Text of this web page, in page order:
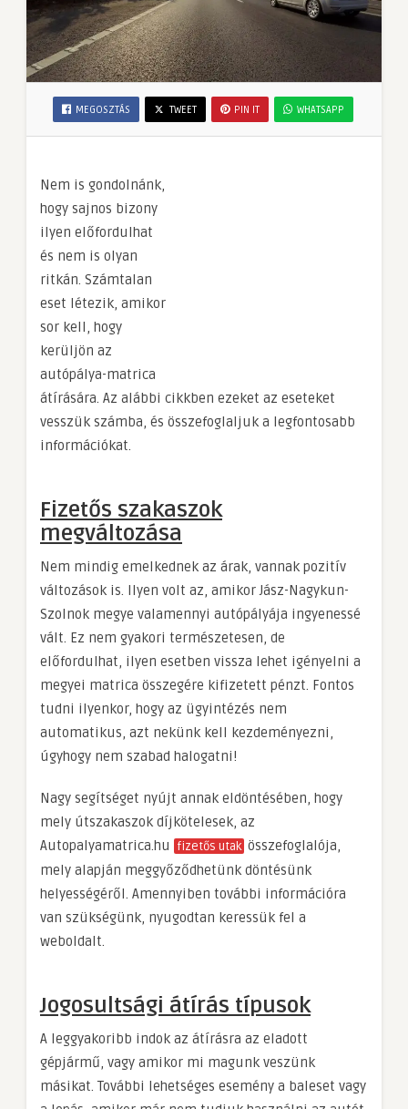
MEGOSZTÁS TWEET PIN IT WHATSAPP
Nem is gondolnánk,
hogy sajnos bizony
ilyen előfordulhat
és nem is olyan
ritkán. Számtalan
eset létezik, amikor
sor kell, hogy
kerüljön az
autópálya-matrica
átírására. Az alábbi cikkben ezeket az eseteket
vesszük számba, és összefoglaljuk a legfontosabb
információkat.
Fizetős szakaszok
megváltozása
Nem mindig emelkednek az árak, vannak pozitív
változások is. Ilyen volt az, amikor Jász-Nagykun-
Szolnok megye valamennyi autópályája ingyenessé
vált. Ez nem gyakori természetesen, de
előfordulhat, ilyen esetben vissza lehet igényelni a
megyei matrica összegére kifizetett pénzt. Fontos
tudni ilyenkor, hogy az ügyintézés nem
automatikus, azt nekünk kell kezdeményezni,
úgyhogy nem szabad halogatni!
Nagy segítséget nyújt annak eldöntésében, hogy
mely útszakaszok díjkötelesek, az
Autopalyamatrica.hu
fizetős utak összefoglalója,
mely alapján meggyőződhetünk döntésünk
helyességéről. Amennyiben további információra
van szükségünk, nyugodtan keressük fel a
weboldalt.
Jogosultsági átírás típusok
A leggyakoribb indok az átírásra az eladott
gépjármű, vagy amikor mi magunk veszünk
másikat. További lehetséges esemény a baleset vagy